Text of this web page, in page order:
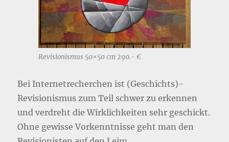
Revisionismus 50×50 cm 290.- €
Bei Internetrecherchen ist (Geschichts)-
Revisionismus zum Teil schwer zu erkennen
und verdreht die Wirklichkeiten sehr geschickt.
Ohne gewisse Vorkenntnisse geht man den